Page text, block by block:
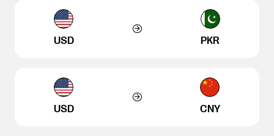
USD PKR
USD CNY